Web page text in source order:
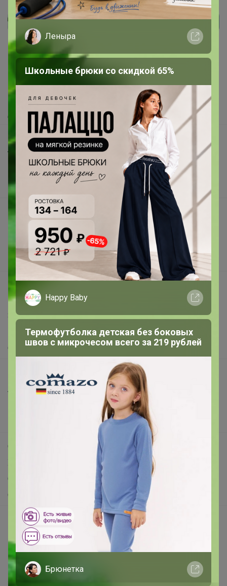
Реклама
Как здесь все устроено?
Как сделать заказ?
Как получить?
Доставка
Шоурумы
Торговые марки
Наша команда
В наличии
Подарочные сертификаты
Реклама на сайте
Поставщикам
Вакансии
support@24-ok.ru
Написать в поддержку
Защита покупателя
Помощь
О нас
Все предложения
Анонсы
Самое выгодное
Хиты продаж
Самое желанное
Самое быстрое
Начать зарабатывать с 24-ok
Picabox.ru - Лучшее место для ваших изображений
Розыгрыш - Генератор случайных чисел
Пульс нашего маркетплейса
Леныра
Школьные брюки со скидкой 65%
Happy Baby
Термофутболка детская без боковых
швов с микрочесом всего за 219 рублей
Брюнетка